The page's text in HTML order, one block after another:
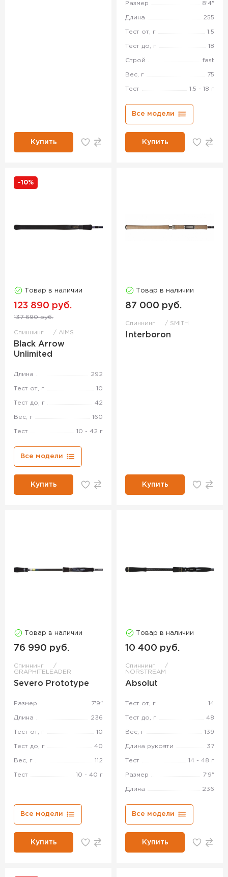
Купить
Размер 8'4"
Длина 255
Тест от, г 1.5
Тест до, г 18
Строй fast
Вес, г 75
Тест 1.5 - 18 г
Все модели
Купить
-10%
Товар в наличии
123 890 руб.
137 690 руб.
Спиннинг AIMS
Black Arrow
Unlimited
Длина 292
Тест от, г 10
Тест до, г 42
Вес, г 160
Тест 10 - 42 г
Все модели
Купить
Товар в наличии
87 000 руб.
Спиннинг SMITH
Interboron
Купить
Товар в наличии
76 990 руб.
Спиннинг
GRAPHITELEADER
Severo Prototype
Размер 7'9"
Длина 236
Тест от, г 10
Тест до, г 40
Вес, г 112
Тест 10 - 40 г
Все модели
Купить
Товар в наличии
10 400 руб.
Спиннинг
NORSTREAM
Absolut
Тест от, г 14
Тест до, г 48
Вес, г 139
Длина рукояти 37
Тест 14 - 48 г
Размер 7'9"
Длина 236
Все модели
Купить